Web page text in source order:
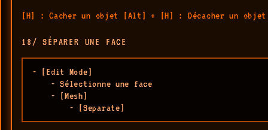
[H] : Cacher un objet [Alt] + [H] : Décacher un objet
18/ SÉPARER UNE FACE
- [Edit Mode]
    - Sélectionne une face
    - [Mesh]
        - [Separate]